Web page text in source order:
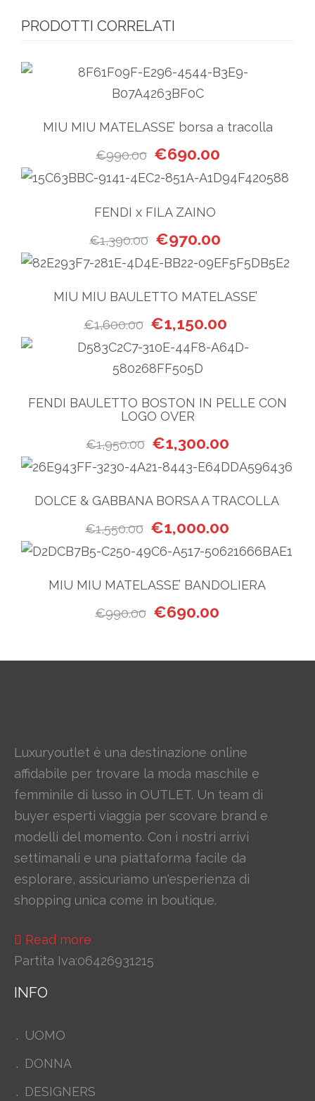
PRODOTTI CORRELATI
MIU MIU MATELASSE’ borsa a tracolla
€990.00 Il prezzo originale era:
€690.00Il prezzo
FENDI x FILA ZAINO
€1,390.00 Il prezzo originale era:
€970.00
MIU MIU BAULETTO MATELASSE’
€1,600.00 Il prezzo originale era:
€1,150.00
FENDI BAULETTO BOSTON IN PELLE CON
LOGO OVER
€1,950.00 Il prezzo originale era:
€1,300.00
DOLCE & GABBANA BORSA A TRACOLLA
€1,550.00 Il prezzo originale era:
€1,000.00Il prezzo
MIU MIU MATELASSE’ BANDOLIERA
€990.00 Il prezzo originale era:
€690.00Il prezzo
Luxuryoutlet è una destinazione online
affidabile per trovare la moda maschile e
femminile di lusso in OUTLET. Un team di
buyer esperti viaggia per scovare brand e
modelli del momento. Con i nostri arrivi
settimanali e una piattaforma facile da
esplorare, assicuriamo un'esperienza di
shopping unica come in boutique.
Read more
Partita Iva:06426931215
INFO
UOMO
DONNA
DESIGNERS